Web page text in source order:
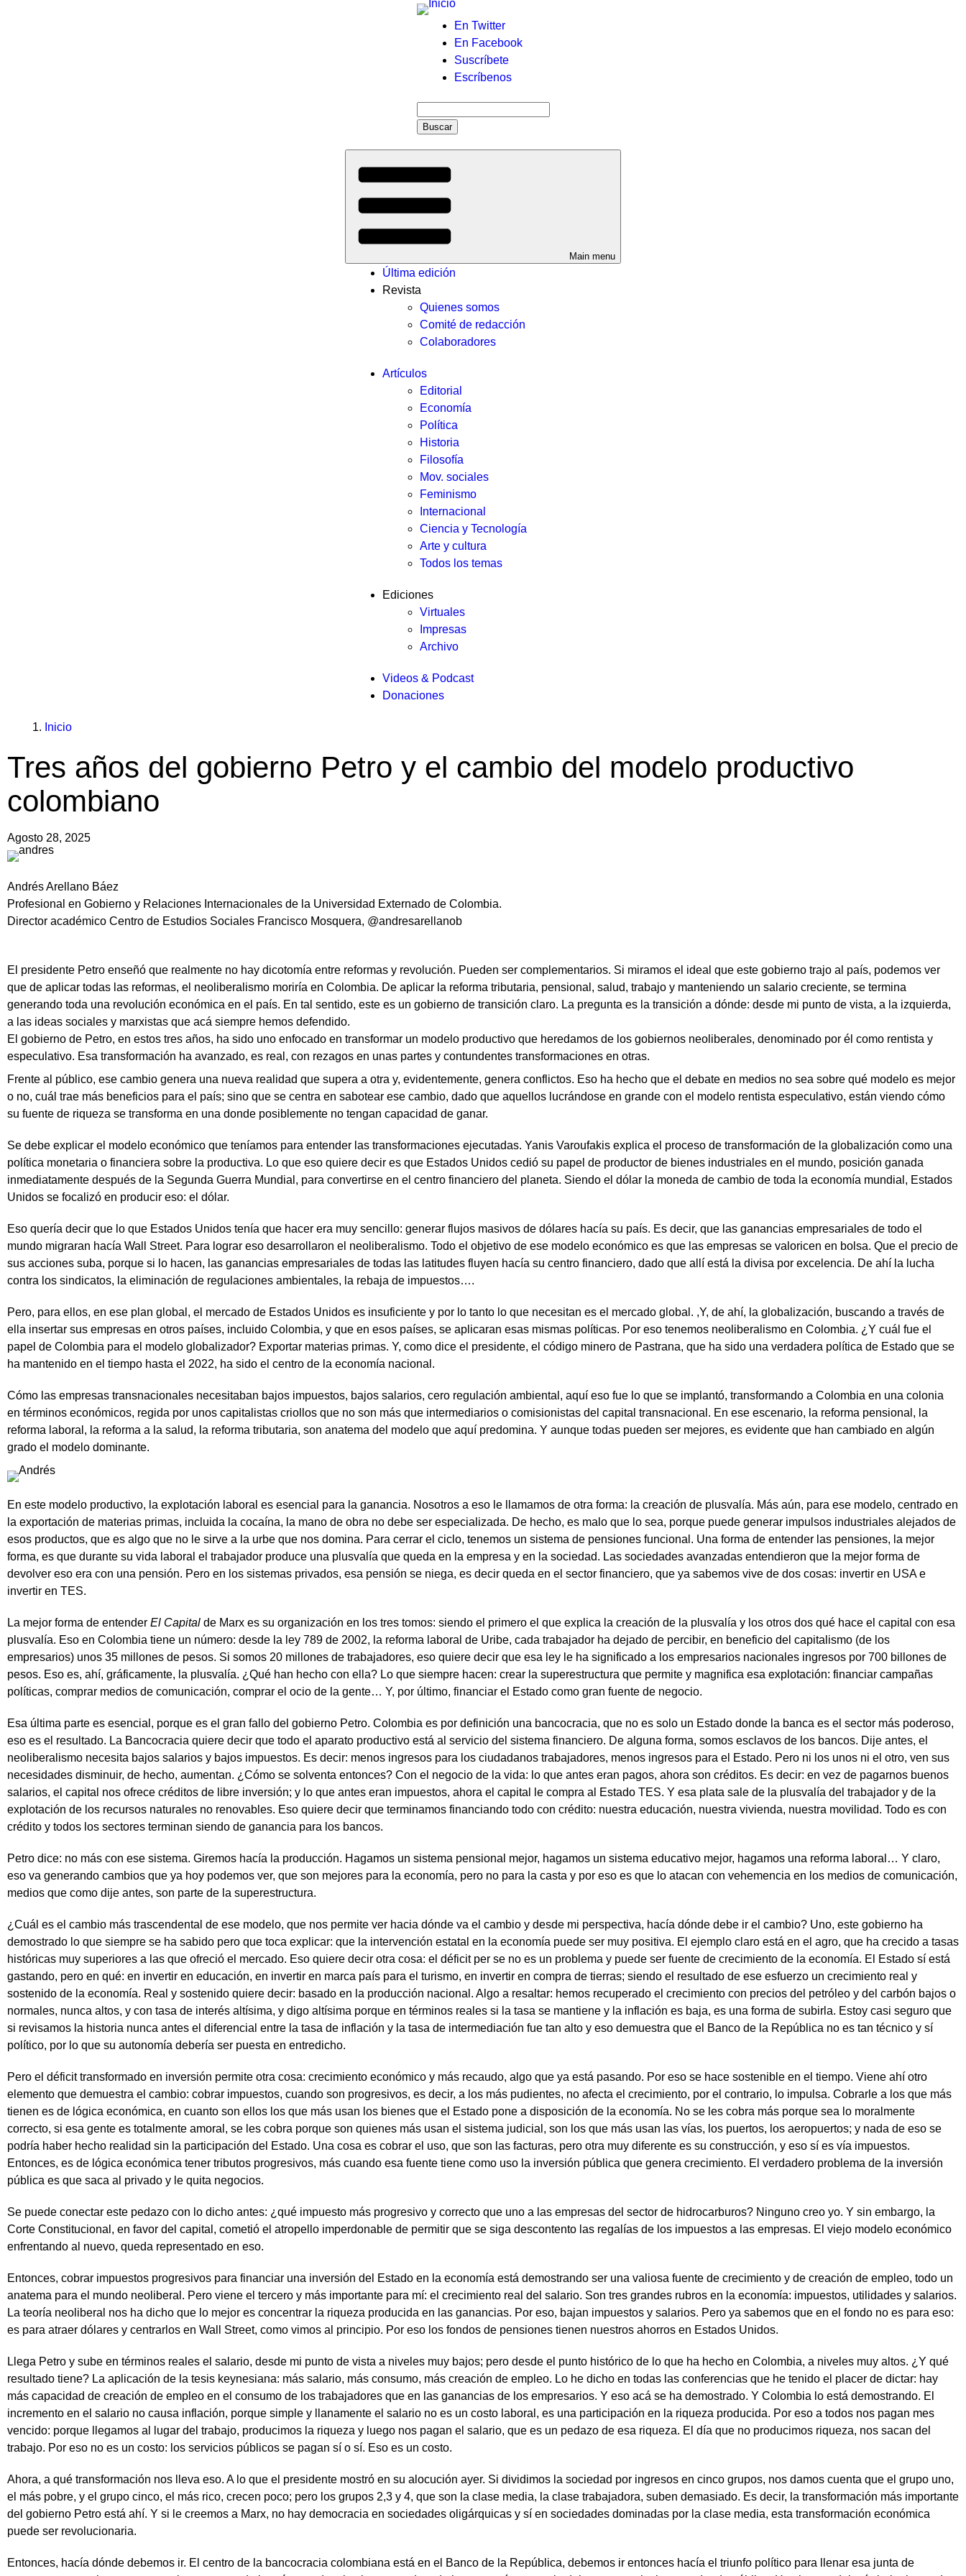
Menú
auxiliar
En Twitter
En Facebook
Suscríbete
Escríbenos
Main menu
Última edición
Revista
Quienes somos
Comité de redacción
Colaboradores
Artículos
Editorial
Economía
Política
Historia
Filosofía
Mov. sociales
Feminismo
Internacional
Ciencia y Tecnología
Arte y cultura
Todos los temas
Ediciones
Virtuales
Impresas
Archivo
Videos & Podcast
Donaciones
Enlaces
de
ayuda
a
la
navegación
You
here:
Inicio
Tres años del gobierno Petro y el cambio del modelo productivo
colombiano
Agosto 28, 2025
Andrés Arellano Báez
Profesional en Gobierno y Relaciones Internacionales de la Universidad Externado de Colombia.
Director académico Centro de Estudios Sociales Francisco Mosquera, @andresarellanob
El presidente Petro enseñó que realmente no hay dicotomía entre reformas y revolución. Pueden ser complementarios. Si miramos el ideal que este gobierno trajo al país, podemos ver
que de aplicar todas las reformas, el neoliberalismo moriría en Colombia. De aplicar la reforma tributaria, pensional, salud, trabajo y manteniendo un salario creciente, se termina
generando toda una revolución económica en el país. En tal sentido, este es un gobierno de transición claro. La pregunta es la transición a dónde: desde mi punto de vista, a la izquierda,
a las ideas sociales y marxistas que acá siempre hemos defendido.
El gobierno de Petro, en estos tres años, ha sido uno enfocado en transformar un modelo productivo que heredamos de los gobiernos neoliberales, denominado por él como rentista y
especulativo. Esa transformación ha avanzado, es real, con rezagos en unas partes y contundentes transformaciones en otras.
Frente al público, ese cambio genera una nueva realidad que supera a otra y, evidentemente, genera conflictos. Eso ha hecho que el debate en medios no sea sobre qué modelo es mejor
o no, cuál trae más beneficios para el país; sino que se centra en sabotear ese cambio, dado que aquellos lucrándose en grande con el modelo rentista especulativo, están viendo cómo
su fuente de riqueza se transforma en una donde posiblemente no tengan capacidad de ganar.
Se debe explicar el modelo económico que teníamos para entender las transformaciones ejecutadas. Yanis Varoufakis explica el proceso de transformación de la globalización como una
política monetaria o financiera sobre la productiva. Lo que eso quiere decir es que Estados Unidos cedió su papel de productor de bienes industriales en el mundo, posición ganada
inmediatamente después de la Segunda Guerra Mundial, para convertirse en el centro financiero del planeta. Siendo el dólar la moneda de cambio de toda la economía mundial, Estados
Unidos se focalizó en producir eso: el dólar.
Eso quería decir que lo que Estados Unidos tenía que hacer era muy sencillo: generar flujos masivos de dólares hacía su país. Es decir, que las ganancias empresariales de todo el
mundo migraran hacía Wall Street. Para lograr eso desarrollaron el neoliberalismo. Todo el objetivo de ese modelo económico es que las empresas se valoricen en bolsa. Que el precio de
sus acciones suba, porque si lo hacen, las ganancias empresariales de todas las latitudes fluyen hacía su centro financiero, dado que allí está la divisa por excelencia. De ahí la lucha
contra los sindicatos, la eliminación de regulaciones ambientales, la rebaja de impuestos….
Pero, para ellos, en ese plan global, el mercado de Estados Unidos es insuficiente y por lo tanto lo que necesitan es el mercado global. ,Y, de ahí, la globalización, buscando a través de
ella insertar sus empresas en otros países, incluido Colombia, y que en esos países, se aplicaran esas mismas políticas. Por eso tenemos neoliberalismo en Colombia. ¿Y cuál fue el
papel de Colombia para el modelo globalizador? Exportar materias primas. Y, como dice el presidente, el código minero de Pastrana, que ha sido una verdadera política de Estado que se
ha mantenido en el tiempo hasta el 2022, ha sido el centro de la economía nacional.
Cómo las empresas transnacionales necesitaban bajos impuestos, bajos salarios, cero regulación ambiental, aquí eso fue lo que se implantó, transformando a Colombia en una colonia
en términos económicos, regida por unos capitalistas criollos que no son más que intermediarios o comisionistas del capital transnacional. En ese escenario, la reforma pensional, la
reforma laboral, la reforma a la salud, la reforma tributaria, son anatema del modelo que aquí predomina. Y aunque todas pueden ser mejores, es evidente que han cambiado en algún
grado el modelo dominante.
En este modelo productivo, la explotación laboral es esencial para la ganancia. Nosotros a eso le llamamos de otra forma: la creación de plusvalía. Más aún, para ese modelo, centrado en
la exportación de materias primas, incluida la cocaína, la mano de obra no debe ser especializada. De hecho, es malo que lo sea, porque puede generar impulsos industriales alejados de
esos productos, que es algo que no le sirve a la urbe que nos domina. Para cerrar el ciclo, tenemos un sistema de pensiones funcional. Una forma de entender las pensiones, la mejor
forma, es que durante su vida laboral el trabajador produce una plusvalía que queda en la empresa y en la sociedad. Las sociedades avanzadas entendieron que la mejor forma de
devolver eso era con una pensión. Pero en los sistemas privados, esa pensión se niega, es decir queda en el sector financiero, que ya sabemos vive de dos cosas: invertir en USA e
invertir en TES.
La mejor forma de entender El Capital de Marx es su organización en los tres tomos: siendo el primero el que explica la creación de la plusvalía y los otros dos qué hace el capital con esa
plusvalía. Eso en Colombia tiene un número: desde la ley 789 de 2002, la reforma laboral de Uribe, cada trabajador ha dejado de percibir, en beneficio del capitalismo (de los
empresarios) unos 35 millones de pesos. Si somos 20 millones de trabajadores, eso quiere decir que esa ley le ha significado a los empresarios nacionales ingresos por 700 billones de
pesos. Eso es, ahí, gráficamente, la plusvalía. ¿Qué han hecho con ella? Lo que siempre hacen: crear la superestructura que permite y magnifica esa explotación: financiar campañas
políticas, comprar medios de comunicación, comprar el ocio de la gente… Y, por último, financiar el Estado como gran fuente de negocio.
Esa última parte es esencial, porque es el gran fallo del gobierno Petro. Colombia es por definición una bancocracia, que no es solo un Estado donde la banca es el sector más poderoso,
eso es el resultado. La Bancocracia quiere decir que todo el aparato productivo está al servicio del sistema financiero. De alguna forma, somos esclavos de los bancos. Dije antes, el
neoliberalismo necesita bajos salarios y bajos impuestos. Es decir: menos ingresos para los ciudadanos trabajadores, menos ingresos para el Estado. Pero ni los unos ni el otro, ven sus
necesidades disminuir, de hecho, aumentan. ¿Cómo se solventa entonces? Con el negocio de la vida: lo que antes eran pagos, ahora son créditos. Es decir: en vez de pagarnos buenos
salarios, el capital nos ofrece créditos de libre inversión; y lo que antes eran impuestos, ahora el capital le compra al Estado TES. Y esa plata sale de la plusvalía del trabajador y de la
explotación de los recursos naturales no renovables. Eso quiere decir que terminamos financiando todo con crédito: nuestra educación, nuestra vivienda, nuestra movilidad. Todo es con
crédito y todos los sectores terminan siendo de ganancia para los bancos.
Petro dice: no más con ese sistema. Giremos hacía la producción. Hagamos un sistema pensional mejor, hagamos un sistema educativo mejor, hagamos una reforma laboral… Y claro,
eso va generando cambios que ya hoy podemos ver, que son mejores para la economía, pero no para la casta y por eso es que lo atacan con vehemencia en los medios de comunicación,
medios que como dije antes, son parte de la superestructura.
¿Cuál es el cambio más trascendental de ese modelo, que nos permite ver hacia dónde va el cambio y desde mi perspectiva, hacía dónde debe ir el cambio? Uno, este gobierno ha
demostrado lo que siempre se ha sabido pero que toca explicar: que la intervención estatal en la economía puede ser muy positiva. El ejemplo claro está en el agro, que ha crecido a tasas
históricas muy superiores a las que ofreció el mercado. Eso quiere decir otra cosa: el déficit per se no es un problema y puede ser fuente de crecimiento de la economía. El Estado sí está
gastando, pero en qué: en invertir en educación, en invertir en marca país para el turismo, en invertir en compra de tierras; siendo el resultado de ese esfuerzo un crecimiento real y
sostenido de la economía. Real y sostenido quiere decir: basado en la producción nacional. Algo a resaltar: hemos recuperado el crecimiento con precios del petróleo y del carbón bajos o
normales, nunca altos, y con tasa de interés altísima, y digo altísima porque en términos reales si la tasa se mantiene y la inflación es baja, es una forma de subirla. Estoy casi seguro que
si revisamos la historia nunca antes el diferencial entre la tasa de inflación y la tasa de intermediación fue tan alto y eso demuestra que el Banco de la República no es tan técnico y sí
político, por lo que su autonomía debería ser puesta en entredicho.
Pero el déficit transformado en inversión permite otra cosa: crecimiento económico y más recaudo, algo que ya está pasando. Por eso se hace sostenible en el tiempo. Viene ahí otro
elemento que demuestra el cambio: cobrar impuestos, cuando son progresivos, es decir, a los más pudientes, no afecta el crecimiento, por el contrario, lo impulsa. Cobrarle a los que más
tienen es de lógica económica, en cuanto son ellos los que más usan los bienes que el Estado pone a disposición de la economía. No se les cobra más porque sea lo moralmente
correcto, si esa gente es totalmente amoral, se les cobra porque son quienes más usan el sistema judicial, son los que más usan las vías, los puertos, los aeropuertos; y nada de eso se
podría haber hecho realidad sin la participación del Estado. Una cosa es cobrar el uso, que son las facturas, pero otra muy diferente es su construcción, y eso sí es vía impuestos.
Entonces, es de lógica económica tener tributos progresivos, más cuando esa fuente tiene como uso la inversión pública que genera crecimiento. El verdadero problema de la inversión
pública es que saca al privado y le quita negocios.
Se puede conectar este pedazo con lo dicho antes: ¿qué impuesto más progresivo y correcto que uno a las empresas del sector de hidrocarburos? Ninguno creo yo. Y sin embargo, la
Corte Constitucional, en favor del capital, cometió el atropello imperdonable de permitir que se siga descontento las regalías de los impuestos a las empresas. El viejo modelo económico
enfrentando al nuevo, queda representado en eso.
Entonces, cobrar impuestos progresivos para financiar una inversión del Estado en la economía está demostrando ser una valiosa fuente de crecimiento y de creación de empleo, todo un
anatema para el mundo neoliberal. Pero viene el tercero y más importante para mí: el crecimiento real del salario. Son tres grandes rubros en la economía: impuestos, utilidades y salarios.
La teoría neoliberal nos ha dicho que lo mejor es concentrar la riqueza producida en las ganancias. Por eso, bajan impuestos y salarios. Pero ya sabemos que en el fondo no es para eso:
es para atraer dólares y centrarlos en Wall Street, como vimos al principio. Por eso los fondos de pensiones tienen nuestros ahorros en Estados Unidos.
Llega Petro y sube en términos reales el salario, desde mi punto de vista a niveles muy bajos; pero desde el punto histórico de lo que ha hecho en Colombia, a niveles muy altos. ¿Y qué
resultado tiene? La aplicación de la tesis keynesiana: más salario, más consumo, más creación de empleo. Lo he dicho en todas las conferencias que he tenido el placer de dictar: hay
más capacidad de creación de empleo en el consumo de los trabajadores que en las ganancias de los empresarios. Y eso acá se ha demostrado. Y Colombia lo está demostrando. El
incremento en el salario no causa inflación, porque simple y llanamente el salario no es un costo laboral, es una participación en la riqueza producida. Por eso a todos nos pagan mes
vencido: porque llegamos al lugar del trabajo, producimos la riqueza y luego nos pagan el salario, que es un pedazo de esa riqueza. El día que no producimos riqueza, nos sacan del
trabajo. Por eso no es un costo: los servicios públicos se pagan sí o sí. Eso es un costo.
Ahora, a qué transformación nos lleva eso. A lo que el presidente mostró en su alocución ayer. Si dividimos la sociedad por ingresos en cinco grupos, nos damos cuenta que el grupo uno,
el más pobre, y el grupo cinco, el más rico, crecen poco; pero los grupos 2,3 y 4, que son la clase media, la clase trabajadora, suben demasiado. Es decir, la transformación más importante
del gobierno Petro está ahí. Y si le creemos a Marx, no hay democracia en sociedades oligárquicas y sí en sociedades dominadas por la clase media, esta transformación económica
puede ser revolucionaria.
Entonces, hacía dónde debemos ir. El centro de la bancocracia colombiana está en el Banco de la República, debemos ir entonces hacía el triunfo político para llenar esa junta de